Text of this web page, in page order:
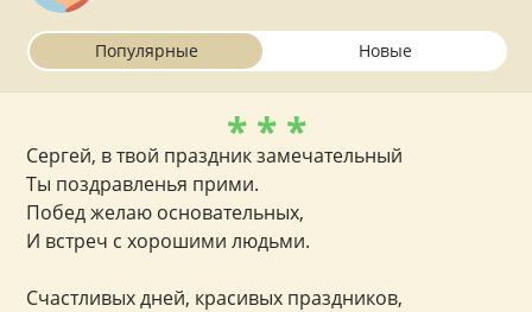
Популярные Новые
* * *
Сергей, в твой праздник замечательный
Ты поздравленья прими.
Побед желаю основательных,
И встреч с хорошими людьми.
Счастливых дней, красивых праздников,